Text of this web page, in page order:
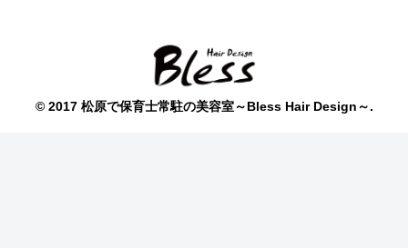
© 2017 松原で保育士常駐の美容室～Bless Hair Design～.